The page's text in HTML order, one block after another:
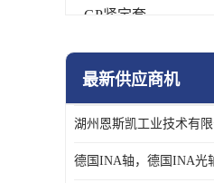
GP紧定套
SKF轴承
日本NSK进口轴承
德国INA进口轴承
最新供应商机